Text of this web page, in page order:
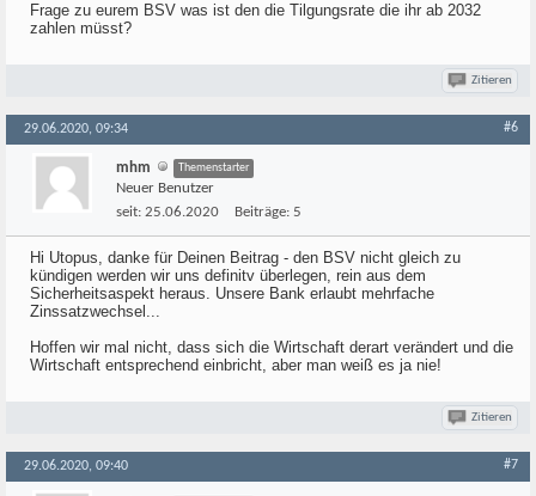
Frage zu eurem BSV was ist den die Tilgungsrate die ihr ab 2032
zahlen müsst?
Zitieren
29.06.2020, 09:34 #6
mhm Themenstarter
Neuer Benutzer
seit: 25.06.2020 Beiträge: 5
Hi Utopus, danke für Deinen Beitrag - den BSV nicht gleich zu
kündigen werden wir uns definitv überlegen, rein aus dem
Sicherheitsaspekt heraus. Unsere Bank erlaubt mehrfache
Zinssatzwechsel...
Hoffen wir mal nicht, dass sich die Wirtschaft derart verändert und die
Wirtschaft entsprechend einbricht, aber man weiß es ja nie!
Zitieren
29.06.2020, 09:40 #7